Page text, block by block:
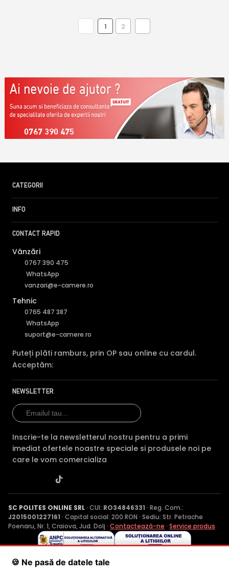
1 2
0767 390 475
CATEGORII
INFO
CONTACT RAPID
Vânzări
0767 390 475
WhatsApp
vanzari@e-camere.ro
Tehnic
0765 487 387
WhatsApp
suport@e-camere.ro
Puteți plăti ramburs, prin OP sau online cu cardul.
Acceptăm:
NEWSLETTER
Inscrie-te la newsletterul nostru pentru a primi
imediat ofertele noastre speciale si produsele noi pe
care le vom comercializa
SC POLITES ONLINE SRL· CUI: RO34846331 · Reg. Com.:
J2015001227161 · Capital social: 200 RON · Sediu: Str. Petrache
Poenaru, Nr. 1, Craiova, Jud. Dolj · Contactează-ne · Service produs
© 2026 SC POLITES ONLINE SRL
🍪 Ne pasă de datele tale